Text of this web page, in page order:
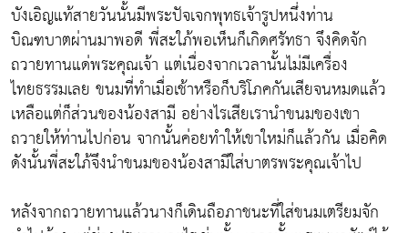
บังเอิญแท้สายวันนั้นมีพระปัจเจกพุทธเจ้ารูปหนึ่งท่าน
บิณฑบาตผ่านมาพอดี พี่สะใภ้พอเห็นก็เกิดศรัทธา จึงคิดจัก
ถวายทานแด่พระคุณเจ้า แต่เนื่องจากเวลานั้นไม่มีเครื่อง
ไทยธรรมเลย ขนมที่ทำเมื่อเช้าหรือก็บริโภคกันเสียจนหมดแล้ว
เหลือแต่ก็ส่วนของน้องสามี อย่างไรเสียเรานำขนมของเขา
ถวายให้ท่านไปก่อน จากนั้นค่อยทำให้เขาใหม่ก็แล้วกัน เมื่อคิด
ดังนั้นพี่สะใภ้จึงนำขนมของน้องสามีใส่บาตรพระคุณเจ้าไป
หลังจากถวายทานแล้วนางก็เดินถือภาชนะที่ใส่ขนมเตรียมจัก